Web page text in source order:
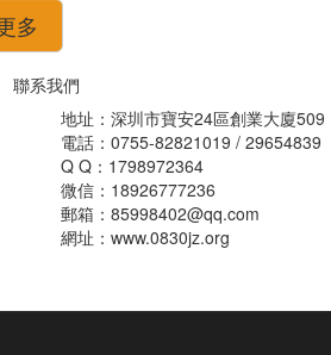
多
聯系我們
地址：深圳市寶安24區創業大廈509
電話：0755-82821019 / 29654839
Q Q：1798972364
微信：18926777236
郵箱：85998402@qq.com
網址：www.0830jz.org